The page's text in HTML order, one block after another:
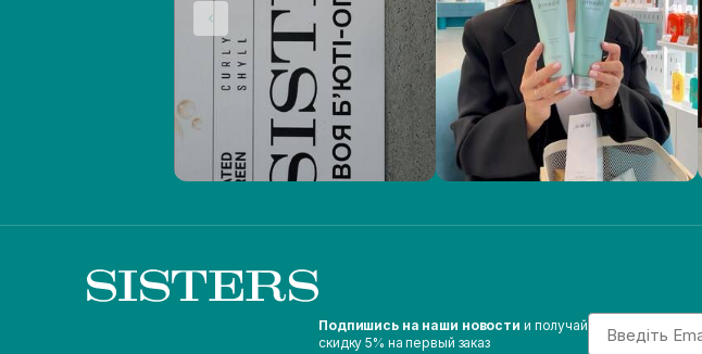
Подпишись на наши новости и получай
скидку 5% на первый заказ
Email